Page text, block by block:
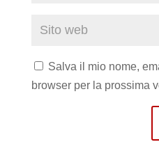
Salva il mio nome,
browser per la prossima